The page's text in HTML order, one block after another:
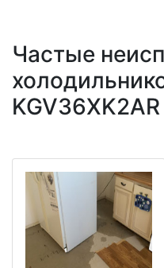
Частые
KGV36XK2AR